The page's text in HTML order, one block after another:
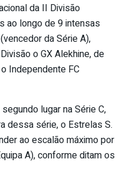
da II Divisão
ao longo de 9 intensas
da Série A),
o GX Alekhine, de
Independente FC
lugar na Série C,
dessa série, o Estrelas S.
ao escalão máximo por
A), conforme ditam os